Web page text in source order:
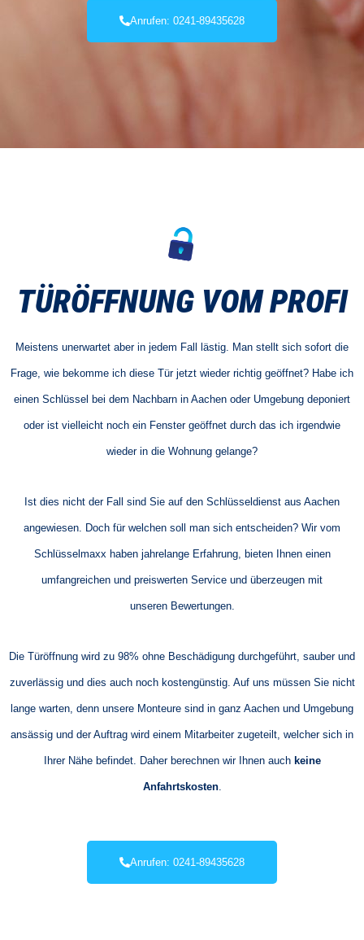
Anrufen: 0241-89435628
TÜRÖFFNUNG VOM PROFI
Meistens unerwartet aber in jedem Fall lästig. Man stellt sich sofort die
Frage, wie bekomme ich diese Tür jetzt wieder richtig geöffnet? Habe ich
einen Schlüssel bei dem Nachbarn in Aachen oder Umgebung deponiert
oder ist vielleicht noch ein Fenster geöffnet durch das ich irgendwie
wieder in die Wohnung gelange?
Ist dies nicht der Fall sind Sie auf den Schlüsseldienst aus Aachen
angewiesen. Doch für welchen soll man sich entscheiden? Wir vom
Schlüsselmaxx haben jahrelange Erfahrung, bieten Ihnen einen
umfangreichen und preiswerten Service und überzeugen mit
unseren Bewertungen.
Die Türöffnung wird zu 98% ohne Beschädigung durchgeführt, sauber und
zuverlässig und dies auch noch kostengünstig. Auf uns müssen Sie nicht
lange warten, denn unsere Monteure sind in ganz Aachen und Umgebung
ansässig und der Auftrag wird einem Mitarbeiter zugeteilt, welcher sich in
Ihrer Nähe befindet. Daher berechnen wir Ihnen auch keine
Anfahrtskosten.
Anrufen: 0241-89435628